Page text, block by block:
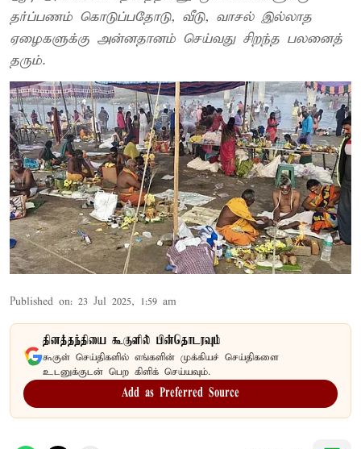
தர்ப்பணம் கொடுப்பதோடு, வீடு, வாசல் இல்லாத
ஏழைகளுக்கு அன்னதானம் செய்வது சிறந்த பலனைத்
தரும்.
Published on: 23 Jul 2025, 1:59 am
தினத்தந்தியை கூகுளில் பின்தொடரவும்
கூகுள் செய்திகளில் எங்களின் முக்கியச் செய்திகளை
உடனுக்குடன் பெற கிளிக் செய்யவும்.
Add as Preferred Source